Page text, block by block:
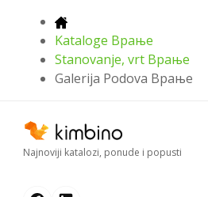
Kataloge Врање
Stanovanje, vrt Врање
Galerija Podova Врање
Najnoviji katalozi, ponude i popusti